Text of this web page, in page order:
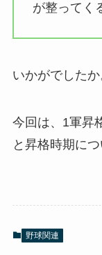
が整ってく
いかがでしたか
今回は、1軍昇
と昇格時期に
野球関連